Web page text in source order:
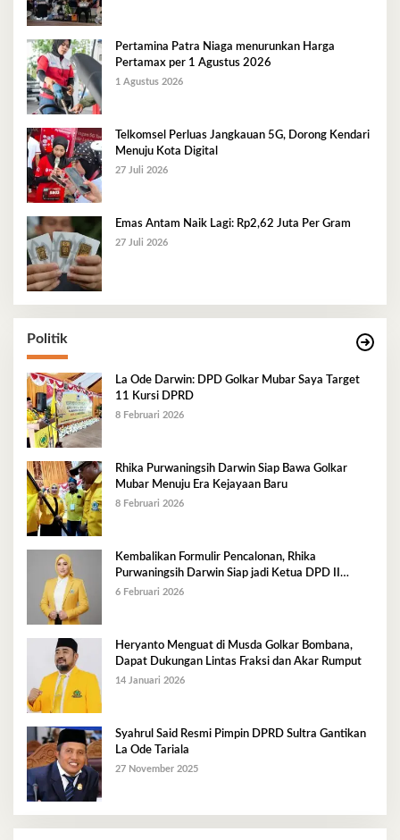
Pertamina Patra Niaga menurunkan Harga
Pertamax per 1 Agustus 2026
1 Agustus 2026
Telkomsel Perluas Jangkauan 5G, Dorong Kendari
Menuju Kota Digital
27 Juli 2026
Emas Antam Naik Lagi: Rp2,62 Juta Per Gram
27 Juli 2026
Politik
La Ode Darwin: DPD Golkar Mubar Saya Target
11 Kursi DPRD
8 Februari 2026
Rhika Purwaningsih Darwin Siap Bawa Golkar
Mubar Menuju Era Kejayaan Baru
8 Februari 2026
Kembalikan Formulir Pencalonan, Rhika
Purwaningsih Darwin Siap jadi Ketua DPD II
Golkar Mubar
6 Februari 2026
Heryanto Menguat di Musda Golkar Bombana,
Dapat Dukungan Lintas Fraksi dan Akar Rumput
14 Januari 2026
Syahrul Said Resmi Pimpin DPRD Sultra Gantikan
La Ode Tariala
27 November 2025